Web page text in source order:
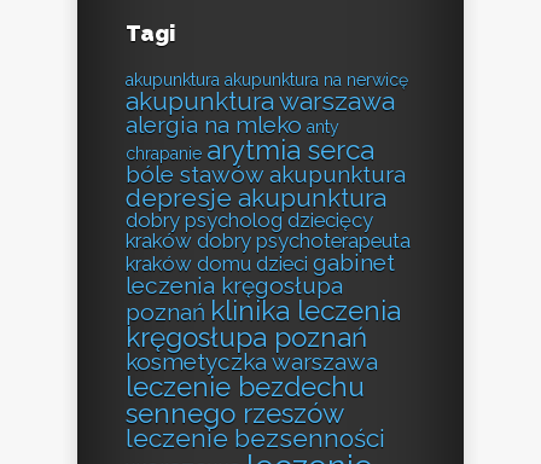
Tagi
akupunktura akupunktura na nerwicę
akupunktura warszawa
alergia na mleko anty
chrapanie arytmia serca
bóle stawów akupunktura
depresje akupunktura
dobry psycholog dziecięcy
kraków dobry psychoterapeuta
kraków domu dzieci gabinet
leczenia kręgosłupa
poznań klinika leczenia
kręgosłupa poznań
kosmetyczka warszawa
leczenie bezdechu
sennego rzeszów
leczenie bezsenności